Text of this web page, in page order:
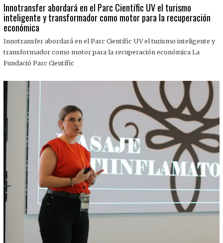
M
A
Y
,
0
2
Innotransfer abordará en el Parc Científic UV el turismo
inteligente y transformador como motor para la recuperación
económica
Innotransfer abordará en el Parc Científic UV el turismo inteligente y
transformador como motor para la recuperación económica La
Fundació Parc Científic